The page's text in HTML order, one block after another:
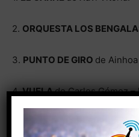
2. ORQUESTA LOS
3. PUNTO DE GIRO de
4.VUELAde Carlos Gómez –
de Javier